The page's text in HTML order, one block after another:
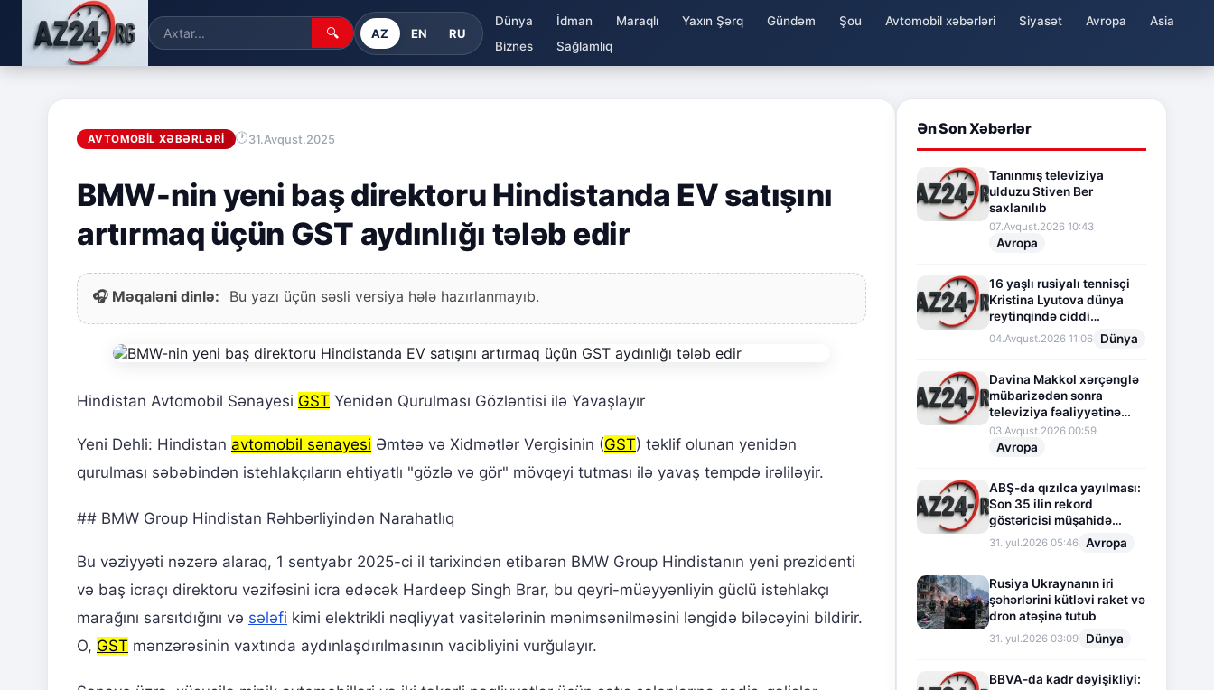
🔍 AZ EN RU
Dünya İdman Maraqlı Yaxın Şərq Gündəm Şou Avtomobil xəbərləri Siyasət Avropa
Asia
Biznes
Sağlamlıq
AVTOMOBIL XƏBƏRLƏRI 31.Avqust.2025
BMW-nin yeni baş direktoru Hindistanda EV satışını
artırmaq üçün GST aydınlığı tələb edir
🎧 Məqaləni dinlə: Bu yazı üçün səsli versiya hələ hazırlanmayıb.
Hindistan Avtomobil Sənayesi GST Yenidən Qurulması Gözləntisi ilə Yavaşlayır
Yeni Dehli: Hindistan avtomobil sənayesi Əmtəə və Xidmətlər Vergisinin (GST) təklif olunan yenidən
qurulması səbəbindən istehlakçıların ehtiyatlı "gözlə və gör" mövqeyi tutması ilə yavaş tempdə irəliləyir.
## BMW Group Hindistan Rəhbərliyindən Narahatlıq
Bu vəziyyəti nəzərə alaraq, 1 sentyabr 2025-ci il tarixindən etibarən BMW Group Hindistanın yeni prezidenti
və baş icraçı direktoru vəzifəsini icra edəcək Hardeep Singh Brar, bu qeyri-müəyyənliyin güclü istehlakçı
marağını sarsıtdığını və sələfi kimi elektrikli nəqliyyat vasitələrinin mənimsənilməsini ləngidə biləcəyini bildirir.
O, GST mənzərəsinin vaxtında aydınlaşdırılmasının vacibliyini vurğulayır.
Ən Son Xəbərlər
Tanınmış televiziya
ulduzu Stiven Ber
saxlanılıb
07.Avqust.2026 10:43
Avropa
16 yaşlı rusiyalı tennisçi
Kristina Lyutova dünya
reytinqində ciddi
irəliləyişə imza atdı
04.Avqust.2026 11:06 Dünya
Davina Makkol xərçənglə
mübarizədən sonra
televiziya fəaliyyətinə
fasilə verir
03.Avqust.2026 00:59
Avropa
ABŞ-da qızılca yayılması:
Son 35 ilin rekord
göstəricisi müşahidə
olunur
31.İyul.2026 05:46 Avropa
Rusiya Ukraynanın iri
şəhərlərini kütləvi raket və
dron atəşinə tutub
31.İyul.2026 03:09 Dünya
BBVA-da kadr dəyişikliyi: